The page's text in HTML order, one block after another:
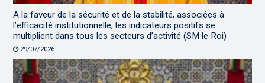
A la faveur de la sécurité et de la stabilité, associées à
l’efficacité institutionnelle, les indicateurs positifs se
multiplient dans tous les secteurs d’activité (SM le Roi)
29/07/2026